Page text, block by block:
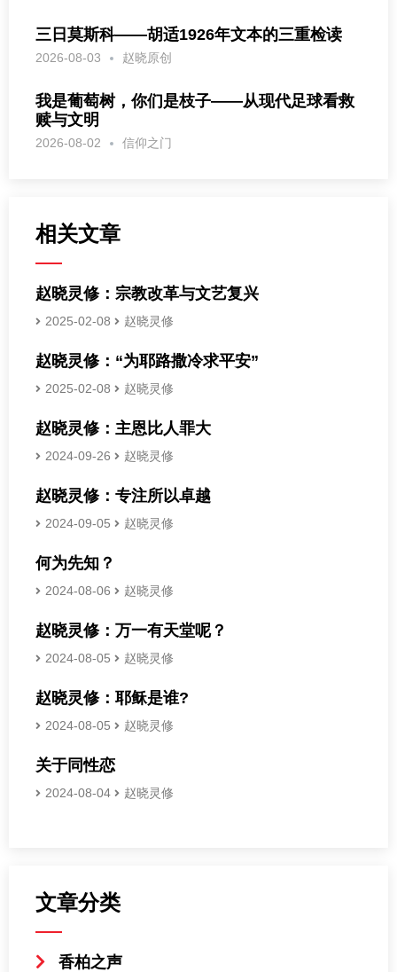
三日莫斯科——胡适1926年文本的三重检读
2026-08-03 赵晓原创
我是葡萄树，你们是枝子——从现代足球看救
赎与文明
2026-08-02 信仰之门
相关文章
赵晓灵修：宗教改革与文艺复兴
2025-02-08 赵晓灵修
赵晓灵修：“为耶路撒冷求平安”
2025-02-08 赵晓灵修
赵晓灵修：主恩比人罪大
2024-09-26 赵晓灵修
赵晓灵修：专注所以卓越
2024-09-05 赵晓灵修
何为先知？
2024-08-06 赵晓灵修
赵晓灵修：万一有天堂呢？
2024-08-05 赵晓灵修
赵晓灵修：耶稣是谁?
2024-08-05 赵晓灵修
关于同性恋
2024-08-04 赵晓灵修
文章分类
香柏之声